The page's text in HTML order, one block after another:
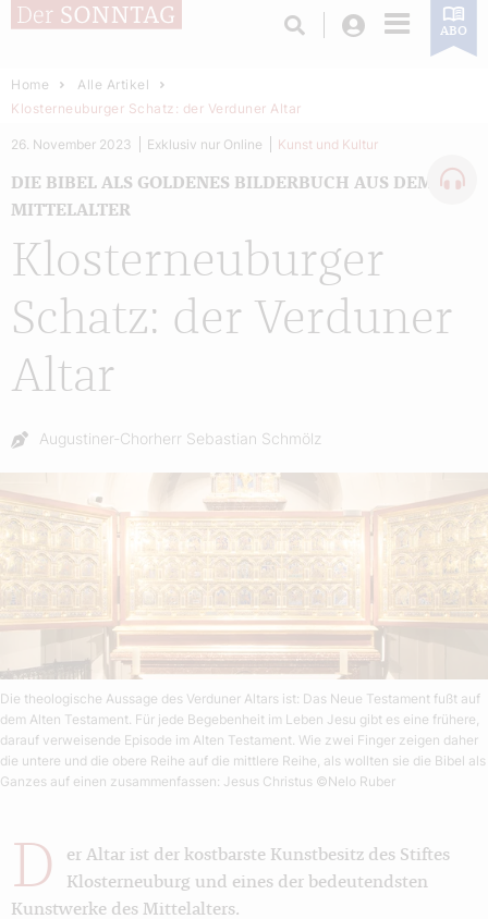
Login ABO
Home
Alle Artikel
Klosterneuburger Schatz: der Verduner Altar
Klosterneuburger
Schatz: der Verduner
Altar
DIE BIBEL ALS GOLDENES BILDERBUCH AUS DEM
MITTELALTER
26. November 2023 Exklusiv nur Online Kunst und Kultur
Autor:
Augustiner-Chorherr Sebastian Schmölz
Die theologische Aussage des Verduner Altars ist: Das Neue Testament fußt auf
dem Alten Testament. Für jede Begebenheit im Leben Jesu gibt es eine frühere,
darauf verweisende Episode im Alten Testament. Wie zwei Finger zeigen daher
die untere und die obere Reihe auf die mittlere Reihe, als wollten sie die Bibel als
Ganzes auf einen zusammenfassen: Jesus Christus ©Nelo Ruber
D
er Altar ist der kostbarste Kunstbesitz des Stiftes
Klosterneuburg und eines der bedeutendsten
Kunstwerke des Mittelalters.